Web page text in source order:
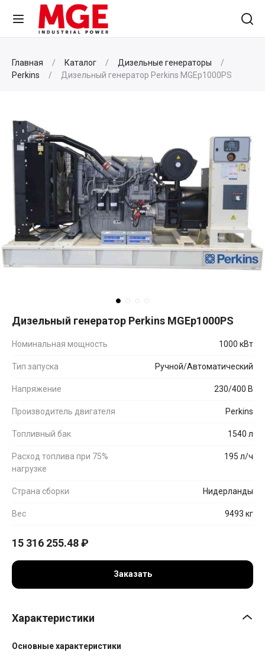
Главная Каталог
Дизельные генераторы
Perkins
Дизельный генератор Perkins MGEp1000PS
Дизельный генератор Perkins MGEp1000PS
Номинальная мощность 1000 кВт
Тип запуска Ручной/Автоматический
Напряжение 230/400 В
Производитель двигателя Perkins
Топливный бак 1540 л
Расход топлива при 75%
нагрузке
195 л/ч
Страна сборки Нидерланды
Вес 9493 кг
15 316 255.48₽
Заказать
Характеристики
Основные характеристики